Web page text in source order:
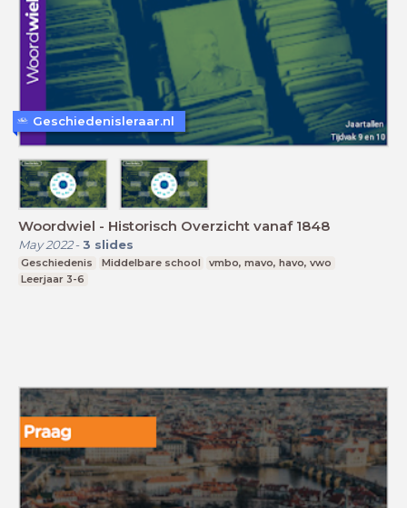
Woordwiel - Historisch Overzicht vanaf 1848
May 2022- 3 slides
Geschiedenis Middelbare school
vmbo, mavo, havo, vwo
Leerjaar 3-6
Geschiedenisleraar.nl